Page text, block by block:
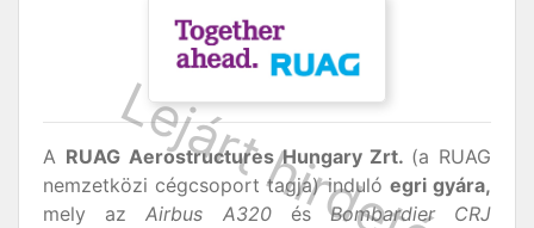
A RUAG Aerostructures Hungary Zrt. (a RUAG
nemzetközi cégcsoport tagja) induló egri gyára,
mely azAirbus A320ésBombardier CRJ